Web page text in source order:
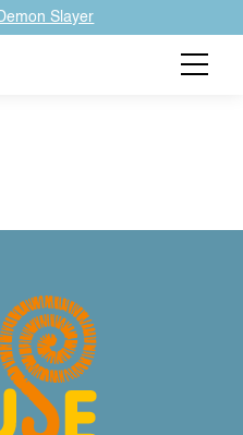
Demon Slayer